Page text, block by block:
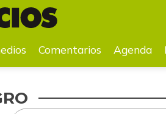
Agenda Precios Videos
Comentarios Agenda